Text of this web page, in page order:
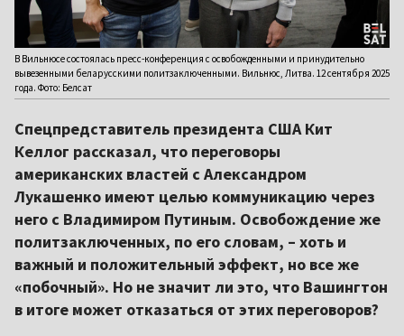
В Вильнюсе состоялась пресс-конференция с освобожденными и принудительно
вывезенными беларусскими политзаключенными. Вильнюс, Литва. 12 сентября 2025
года. Фото: Белсат
Спецпредставитель президента США Кит
Келлог рассказал, что переговоры
американских властей с Александром
Лукашенко имеют целью коммуникацию через
него с Владимиром Путиным. Освобождение же
политзаключенных, по его словам, – хоть и
важный и положительный эффект, но все же
«побочный». Но не значит ли это, что Вашингтон
в итоге может отказаться от этих переговоров?